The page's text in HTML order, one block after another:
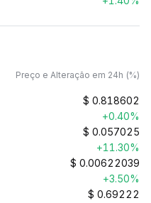
Preço e Alteração em 24h (%)
$ 0.818602
+0.40%
$ 0.057025
+11.30%
$ 0.00622039
+3.50%
$ 0.69222